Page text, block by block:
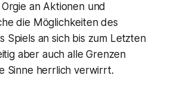
an Aktionen und
die Möglichkeiten des
Spiels an sich bis zum Letzten
aber auch alle Grenzen
Sinne herrlich verwirrt.